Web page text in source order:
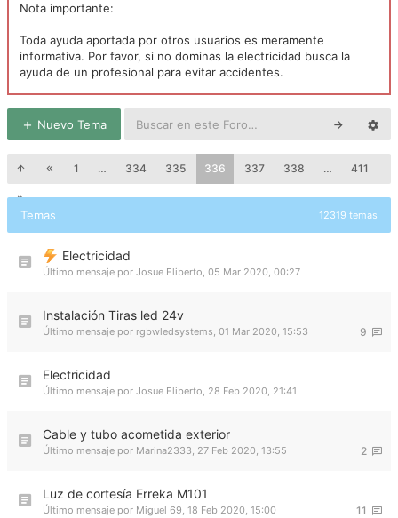
Nota importante:
Toda ayuda aportada por otros usuarios es meramente
informativa. Por favor, si no dominas la electricidad busca la
ayuda de un profesional para evitar accidentes.
Nuevo Tema
1 … 334 335 336 337 338 … 411
Temas 12319 temas
Electricidad
Último mensaje por Josue Eliberto, 05 Mar 2020, 00:27
Instalación Tiras led 24v
9
Último mensaje por rgbwledsystems, 01 Mar 2020, 15:53
Electricidad
Último mensaje por Josue Eliberto, 28 Feb 2020, 21:41
Cable y tubo acometida exterior
2
Último mensaje por Marina2333, 27 Feb 2020, 13:55
Luz de cortesía Erreka M101
11
Último mensaje por Miguel 69, 18 Feb 2020, 15:00